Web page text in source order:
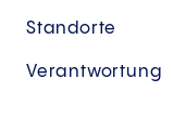
Standorte
Verantwortung